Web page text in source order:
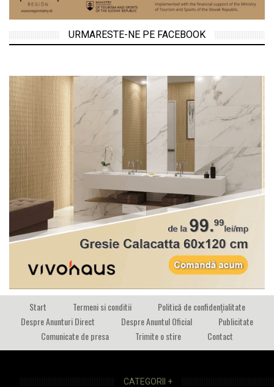
URMARESTE-NE PE FACEBOOK
Start Termeni si conditii
Politică de confidențialitate
Despre Anunturi Direct
Despre Anuntul Oficial
Publicitate
Comunicate de presa
Trimite o stire Contact
CATEGORII +